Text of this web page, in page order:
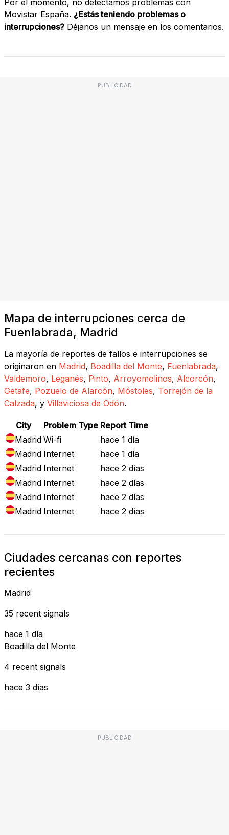
Movistar España. ¿Estás teniendo problemas o
interrupciones? Déjanos un mensaje en los comentarios.
PUBLICIDAD
Mapa de interrupciones cerca de
Fuenlabrada, Madrid
La mayoría de reportes de fallos e interrupciones se
originaron en Madrid, Boadilla del Monte, Fuenlabrada,
Valdemoro, Leganés, Pinto, Arroyomolinos, Alcorcón,
Getafe, Pozuelo de Alarcón, Móstoles, Torrejón de la
Calzada, y Villaviciosa de Odón.
City Problem Type Report Time
Madrid Wi-fi
hace 1 día
Madrid Internet
hace 1 día
Madrid Internet
hace 2 días
Madrid Internet
hace 2 días
Madrid Internet
hace 2 días
Madrid Internet hace 2 días
Ciudades cercanas con reportes
recientes
Madrid
35 recent signals
hace 1 día
Boadilla del Monte
4 recent signals
hace 3 días
PUBLICIDAD